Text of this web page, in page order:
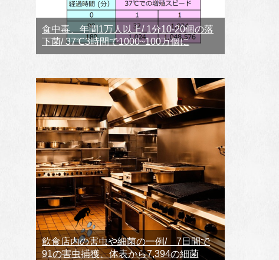
食中毒、年間1万人以上/ 1分10-20個の落
下菌/ 37℃3時間で1000~100万個に
飲食店内の害虫や細菌の一例/ 7日間で
91の害虫捕獲、体表から7,394の細菌